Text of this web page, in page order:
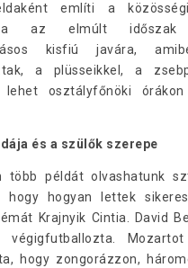
említi a
az elmúlt
kisfiú javára,
a plüsseikkel, a
osztályfőnöki
és a szülők szerepe
több példát olvashatunk
hogy hogyan lettek
Krajnyik Cintia. David
végigfutballozta.
hogy zongorázzon,